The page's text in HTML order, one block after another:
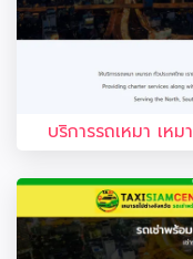
บริการรถเหมา เห